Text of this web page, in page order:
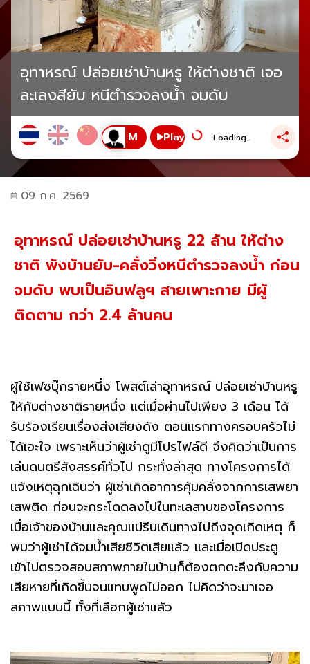
อุทาหรณ์ ปล่อยเช่าบ้านหรู ให้ต่างชาติ เจอ
ละเลงสียับ หนีตำรวจลงน้ำ จมดับ
Play Loading...
09 ก.ค. 2569
อุทาหรณ์ ปล่อยเช่าบ้านหรู 22 ล้าน ให้ต่าง
ชาติ พังบ้านยับ-คลั่งวิ่งหนีตำรวจลงน้ำ ก่อน
จมดับ พบเป็นอินฟลูฯ สายเพาะกาย มีผู้
ติดตาม กว่า 2.4 ล้านคน
ผู้ใช้เฟซบุ๊กรายหนึ่ง โพสต์เล่าอุทาหรณ์ ปล่อยเช่าบ้านหรู
ให้กับต่างชาติรายหนึ่ง แต่เมื่อผ่านไปเพียง 3 เดือน ได้
รับร้องเรียนเรื่องส่งเสียงดัง ตอนแรกทางครอบครัวไม่
ได้เอะใจ เพราะเห็นว่าผู้เช่าดูมีโปรไฟล์ดี จึงคิดว่าเป็นการ
เล่นดนตรีสังสรรค์ทั่วไป กระทั่งล่าสุด ทางโครงการได้
แจ้งเหตุฉุกเฉินว่า ผู้เช่าเกิดอาการคุ้มคลั่งจากการเสพยา
เสพติด ก่อนจะกระโดดลงไปในทะเลสาบของโครงการ
เมื่อเจ้าของบ้านและคุณแม่รีบเดินทางไปถึงจุดเกิดเหตุ ก็
พบว่าผู้เช่าได้จมน้ำเสียชีวิตเสียแล้ว และเมื่อเปิดประตู
เข้าไปตรวจสอบสภาพภายในบ้านก็ต้องตกตะลึงกับความ
เสียหายที่เกิดขึ้นจนแทบพูดไม่ออก ไม่คิดว่าจะมาเจอ
สภาพแบบนี้ ทั้งที่เลือกผู้เช่าแล้ว